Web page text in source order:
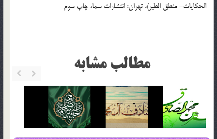
الحکایات- منطق الطیر)، تهران: انتشارات سما، چاپ سوم
مطالب مشابه